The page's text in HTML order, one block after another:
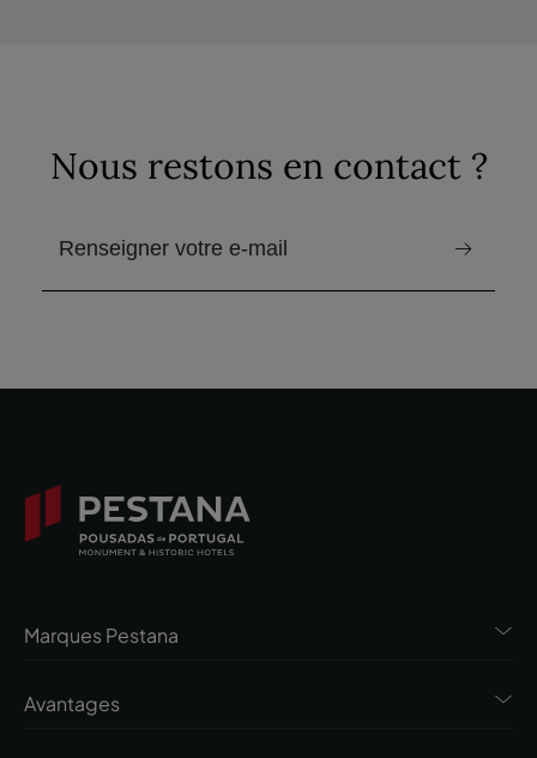
Nous restons en contact ?
email pour recevoir la newsletter
Marques Pestana
Avantages